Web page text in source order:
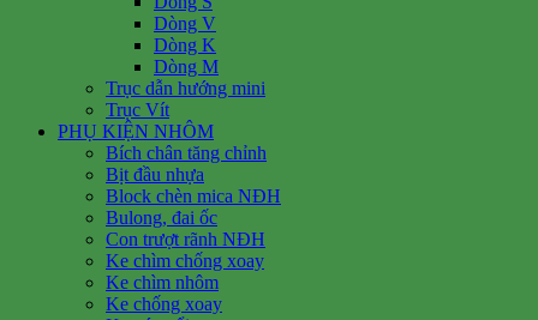
Dòng V
Dòng K
Dòng M
Trục dẫn hướng mini
Trục Vít
PHỤ KIỆN NHÔM
Bích chân tăng chỉnh
Bịt đầu nhựa
Block chèn mica NĐH
Bulong, đai ốc
Con trượt rãnh NĐH
Ke chìm chống xoay
Ke chìm nhôm
Ke chống xoay